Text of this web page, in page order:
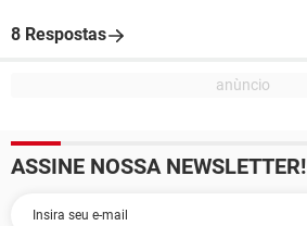
8 Respostas
ASSINE NOSSA NEWSLETTER!